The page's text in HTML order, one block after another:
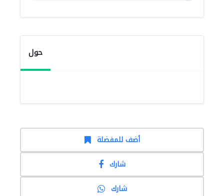
حول
أضف للمفضلة
شارك
شارك